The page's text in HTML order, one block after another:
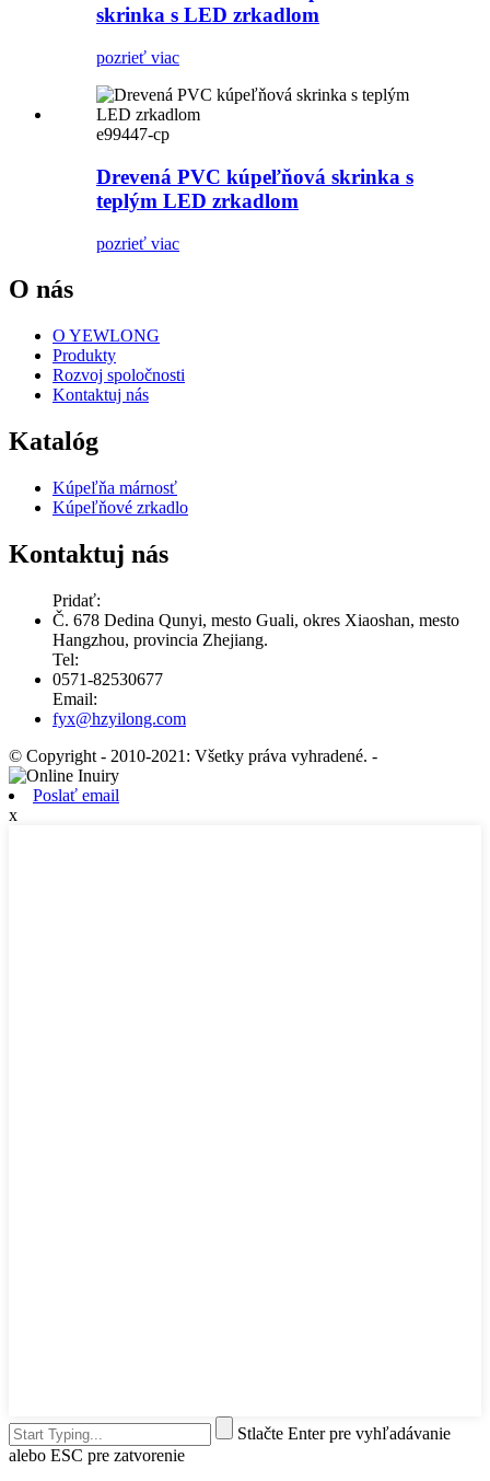
skrinka s LED zrkadlom
pozrieť viac
e99447-cp
Drevená PVC kúpeľňová skrinka s
teplým LED zrkadlom
pozrieť viac
O nás
O YEWLONG
Produkty
Rozvoj spoločnosti
Kontaktuj nás
Katalóg
Kúpeľňa márnosť
Kúpeľňové zrkadlo
Kontaktuj nás
Pridať:
Č. 678 Dedina Qunyi, mesto Guali, okres Xiaoshan, mesto
Hangzhou, provincia Zhejiang.
Tel:
0571-82530677
Email:
fyx@hzyilong.com
© Copyright - 2010-2021: Všetky práva vyhradené. -
Poslať email
x
Stlačte Enter pre vyhľadávanie
alebo ESC pre zatvorenie